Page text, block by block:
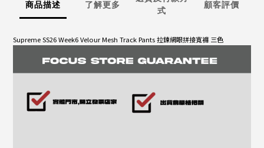
商品描述 了解更多
式
顧客評價
Supreme SS26 Week6 Velour Mesh Track Pants 拉鍊網眼拼接寬褲 三色